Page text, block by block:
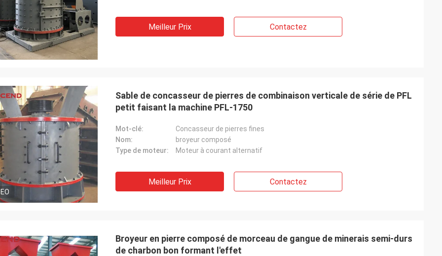
Meilleur Prix Contactez
Sable de concasseur de pierres de combinaison verticale de série de PFL
petit faisant la machine PFL-1750
Mot-clé:
Concasseur de pierres fines
Nom:
broyeur composé
Type de moteur:
Moteur à courant alternatif
Meilleur Prix Contactez
Broyeur en pierre composé de morceau de gangue de minerais semi-durs
de charbon bon formant l'effet